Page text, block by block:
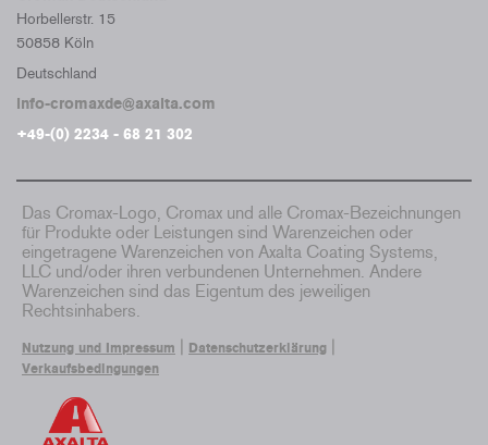
Horbellerstr. 15
50858 Köln
Deutschland
info-cromaxde@axalta.com
+49-(0) 2234 - 68 21 302
Das Cromax-Logo, Cromax und alle Cromax-Bezeichnungen
für Produkte oder Leistungen sind Warenzeichen oder
eingetragene Warenzeichen von Axalta Coating Systems,
LLC und/oder ihren verbundenen Unternehmen. Andere
Warenzeichen sind das Eigentum des jeweiligen
Rechtsinhabers.
Nutzung und Impressum Datenschutzerklärung
Verkaufsbedingungen